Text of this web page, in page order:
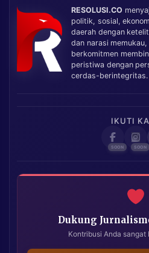
RESOLUSI.CO
politik, sosial,
daerah dengan
dan narasi
berkomitmen
peristiwa dengan
cerdas-berintegritas.
IKUTI
Dukung
Kontribusi Anda sangat